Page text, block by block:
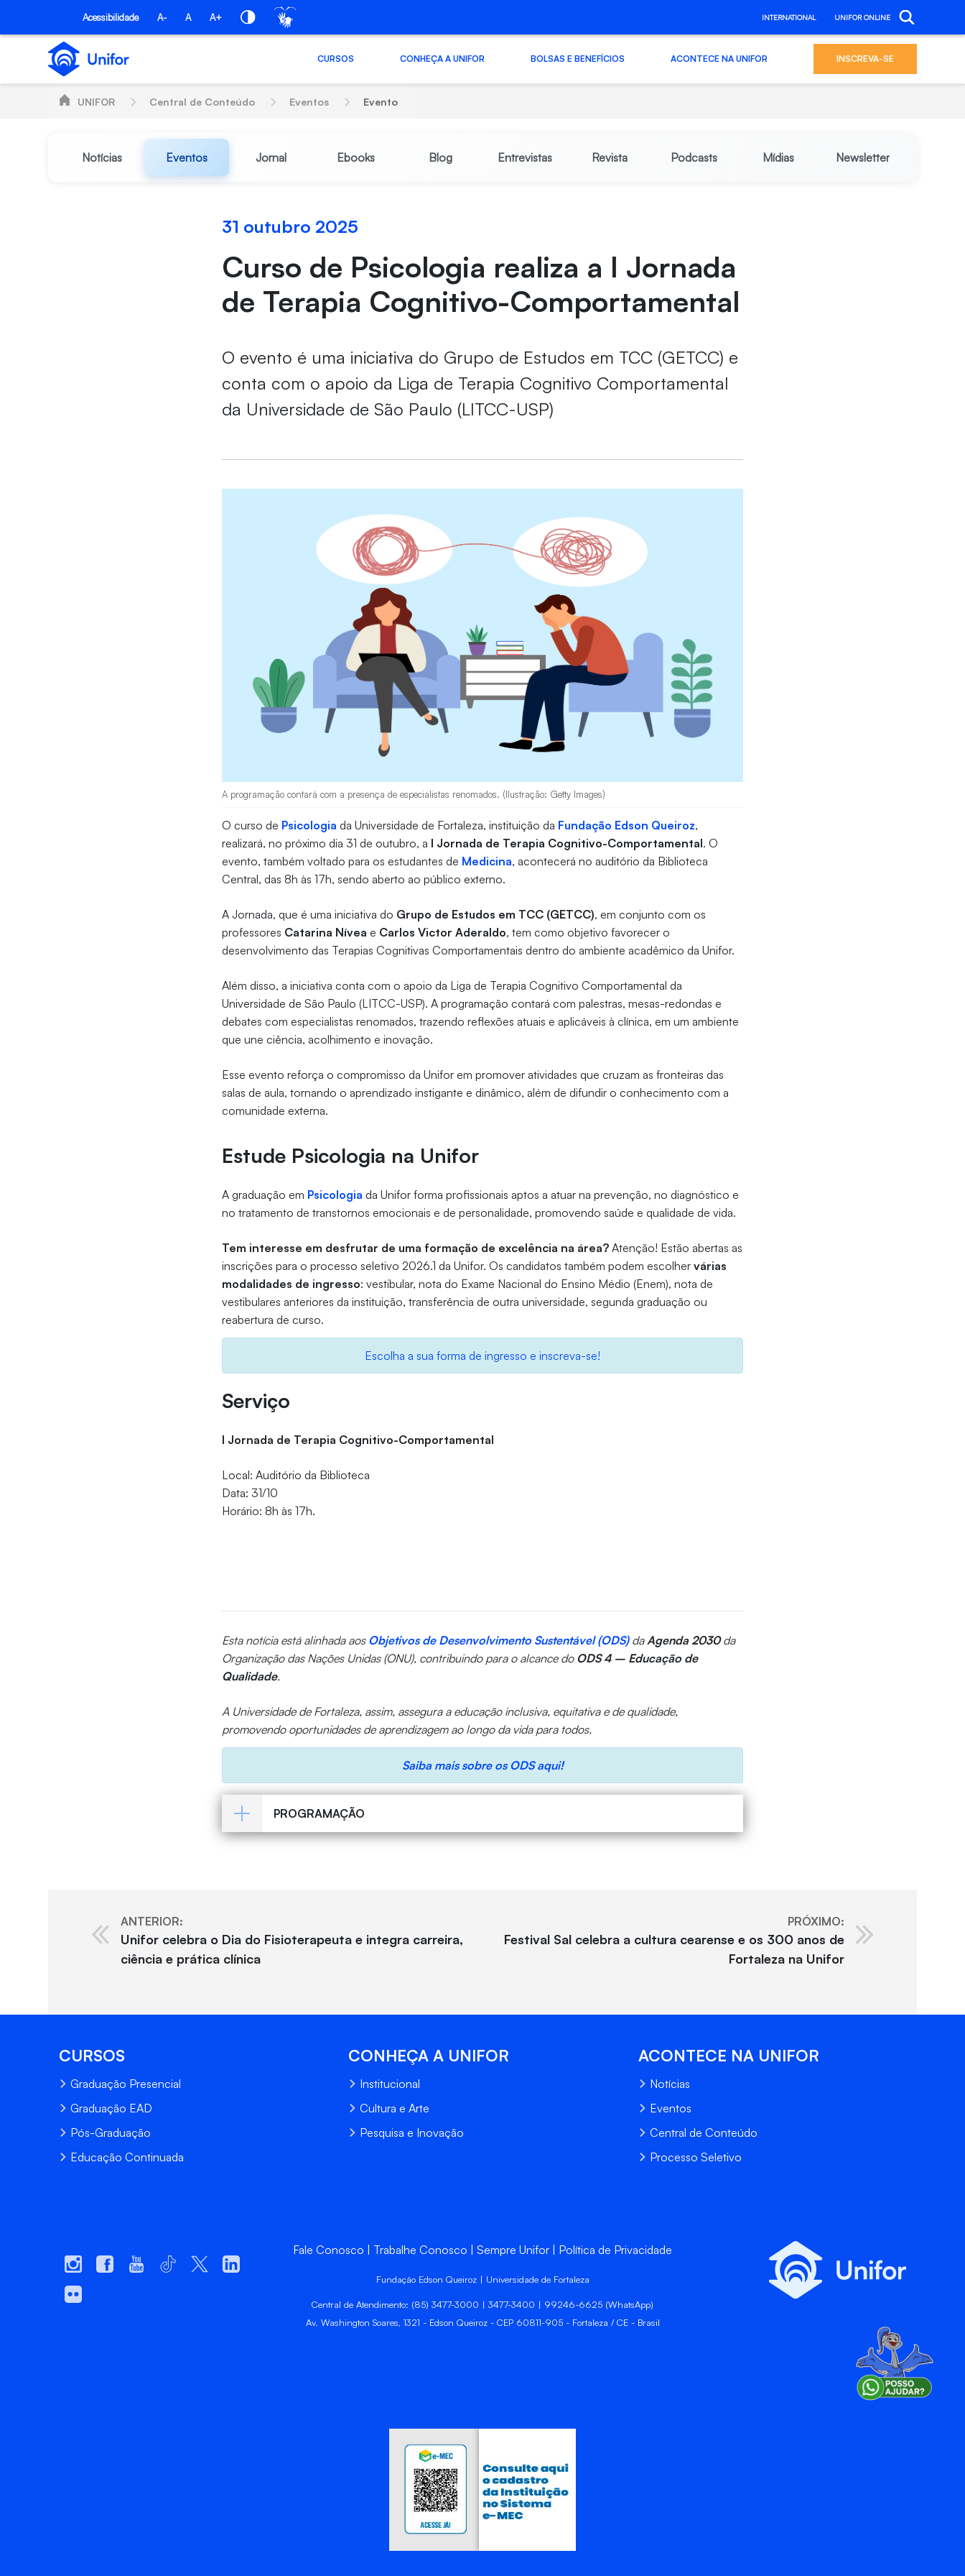
Pular para o Conteúdo principal
Acessibilidade A- A A+ INTERNATIONAL UNIFOR ONLINE
CURSOS CONHEÇA A UNIFOR BOLSAS E BENEFÍCIOS ACONTECE NA UNIFOR INSCREVA-SE
UNIFOR Central de Conteúdo Eventos Evento
Notícias Eventos Jornal Ebooks Blog Entrevistas Revista Podcasts Mídias Newsletter
31 outubro 2025
Curso de Psicologia realiza a I Jornada
de Terapia Cognitivo-Comportamental
O evento é uma iniciativa do Grupo de Estudos em TCC (GETCC) e
conta com o apoio da Liga de Terapia Cognitivo Comportamental
da Universidade de São Paulo (LITCC-USP)
A programação contará com a presença de especialistas renomados. (Ilustração: Getty Images)
O curso de Psicologia da Universidade de Fortaleza, instituição da Fundação Edson Queiroz,
realizará, no próximo dia 31 de outubro, a I Jornada de Terapia Cognitivo-Comportamental. O
evento, também voltado para os estudantes de Medicina, acontecerá no auditório da Biblioteca
Central, das 8h às 17h, sendo aberto ao público externo.
A Jornada, que é uma iniciativa do Grupo de Estudos em TCC (GETCC), em conjunto com os
professores Catarina Nívea e Carlos Victor Aderaldo, tem como objetivo favorecer o
desenvolvimento das Terapias Cognitivas Comportamentais dentro do ambiente acadêmico da Unifor.
Além disso, a iniciativa conta com o apoio da Liga de Terapia Cognitivo Comportamental da
Universidade de São Paulo (LITCC-USP). A programação contará com palestras, mesas-redondas e
debates com especialistas renomados, trazendo reflexões atuais e aplicáveis à clínica, em um ambiente
que une ciência, acolhimento e inovação.
Esse evento reforça o compromisso da Unifor em promover atividades que cruzam as fronteiras das
salas de aula, tornando o aprendizado instigante e dinâmico, além de difundir o conhecimento com a
comunidade externa.
Estude Psicologia na Unifor
A graduação em Psicologia da Unifor forma profissionais aptos a atuar na prevenção, no diagnóstico e
no tratamento de transtornos emocionais e de personalidade, promovendo saúde e qualidade de vida.
Tem interesse em desfrutar de uma formação de excelência na área? Atenção! Estão abertas as
inscrições para o processo seletivo 2026.1 da Unifor. Os candidatos também podem escolhervárias
modalidades de ingresso: vestibular, nota do Exame Nacional do Ensino Médio (Enem), nota de
vestibulares anteriores da instituição, transferência de outra universidade, segunda graduação ou
reabertura de curso.
Escolha a sua forma de ingresso e inscreva-se!
Serviço
I Jornada de Terapia Cognitivo-Comportamental
Local: Auditório da Biblioteca
Data: 31/10
Horário: 8h às 17h.
Esta notícia está alinhada aos Objetivos de Desenvolvimento Sustentável (ODS)daAgenda 2030da
Organização das Nações Unidas (ONU), contribuindo para o alcance do ODS 4 – Educação de
Qualidade.
A Universidade de Fortaleza, assim, assegura a educação inclusiva, equitativa e de qualidade,
promovendo oportunidades de aprendizagem ao longo da vida para todos.
Saiba mais sobre os ODS aqui!
PROGRAMAÇÃO
ANTERIOR:
Unifor celebra o Dia do Fisioterapeuta e integra carreira,
ciência e prática clínica
PRÓXIMO:
Festival Sal celebra a cultura cearense e os 300 anos de
Fortaleza na Unifor
CURSOS
Graduação Presencial
Graduação EAD
Pós-Graduação
Educação Continuada
CONHEÇA A UNIFOR
Institucional
Cultura e Arte
Pesquisa e Inovação
ACONTECE NA UNIFOR
Notícias
Eventos
Central de Conteúdo
Processo Seletivo
Fale Conosco Trabalhe Conosco Sempre Unifor Política de Privacidade
Fundação Edson Queiroz | Universidade de Fortaleza
Central de Atendimento: (85) 3477-3000 | 3477-3400 | 99246-6625 (WhatsApp)
Av. Washington Soares, 1321 - Edson Queiroz - CEP 60811-905 - Fortaleza / CE - Brasil